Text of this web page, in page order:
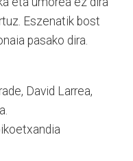
Eszenatik bost
pasako dira.
David Larrea,